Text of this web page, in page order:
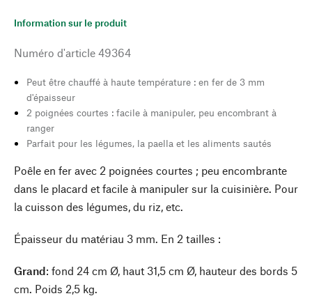
Information sur le produit
Numéro d'article 49364
Peut être chauffé à haute température : en fer de 3 mm
d'épaisseur
2 poignées courtes : facile à manipuler, peu encombrant à
ranger
Parfait pour les légumes, la paella et les aliments sautés
Poêle en fer avec 2 poignées courtes ; peu encombrante
dans le placard et facile à manipuler sur la cuisinière. Pour
la cuisson des légumes, du riz, etc.
Épaisseur du matériau 3 mm. En 2 tailles :
Grand: fond 24 cm Ø, haut 31,5 cm Ø, hauteur des bords 5
cm. Poids 2,5 kg.